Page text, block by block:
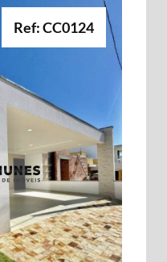
Ref: CC0124